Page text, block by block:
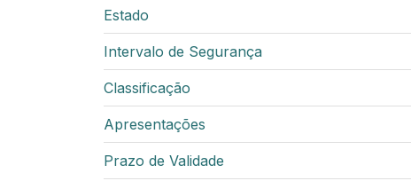
Estado
Intervalo de Segurança
Classificação
Apresentações
Prazo de Validade